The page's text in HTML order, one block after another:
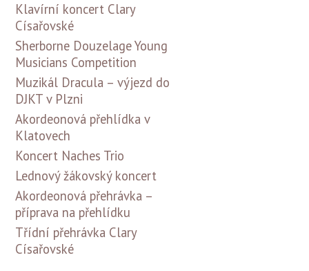
Klavírní koncert Clary
Císařovské
Sherborne Douzelage Young
Musicians Competition
Muzikál Dracula – výjezd do
DJKT v Plzni
Akordeonová přehlídka v
Klatovech
Koncert Naches Trio
Lednový žákovský koncert
Akordeonová přehrávka –
příprava na přehlídku
Třídní přehrávka Clary
Císařovské